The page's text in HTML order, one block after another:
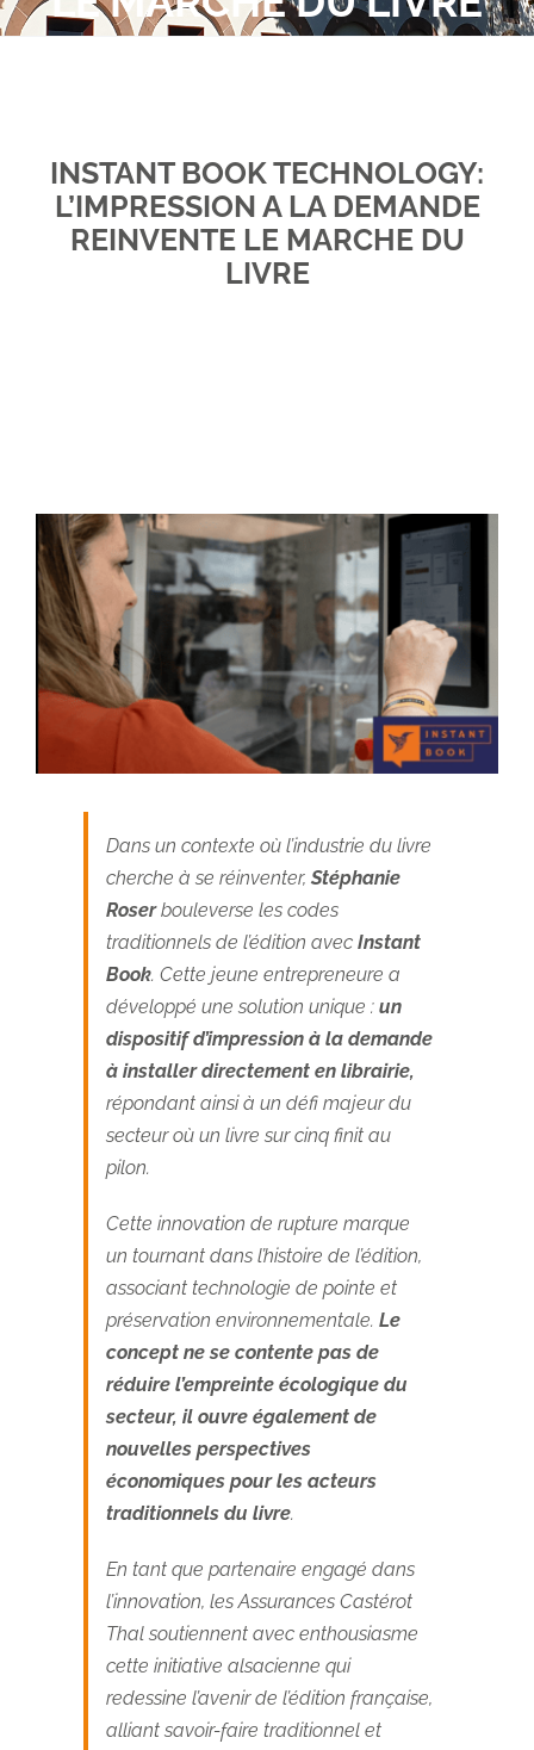
Obtenez un devis. Prenons RDV ?
INSTANT BOOK TECHNOLOGY:
L’IMPRESSION A LA DEMANDE
REINVENTE LE MARCHE DU
LIVRE
Dans un contexte où l’industrie du livre
cherche à se réinventer, Stéphanie
Roserbouleverse les codes
traditionnels de l’édition avec Instant
Book. Cette jeune entrepreneure a
développé une solution unique : un
dispositif d’impression à la demande
à installer directement en librairie,
répondant ainsi à un défi majeur du
secteur où un livre sur cinq finit au
pilon.
Cette innovation de rupture marque
un tournant dans l’histoire de l’édition,
associant technologie de pointe et
préservation environnementale. Le
concept ne se contente pas de
réduire l’empreinte écologique du
secteur, il ouvre également de
nouvelles perspectives
économiques pour les acteurs
traditionnels du livre.
En tant que partenaire engagé dans
l’innovation, les Assurances Castérot
Thal soutiennent avec enthousiasme
cette initiative alsacienne qui
redessine l’avenir de l’édition française,
alliant savoir-faire traditionnel et